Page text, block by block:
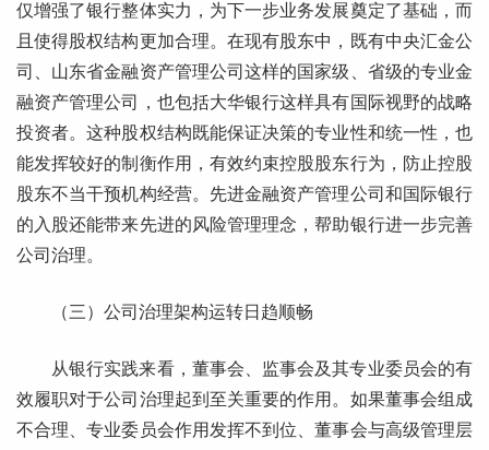
仅增强了银行整体实力，为下一步业务发展奠定了基础，而
且使得股权结构更加合理。在现有股东中，既有中央汇金公
司、山东省金融资产管理公司这样的国家级、省级的专业金
融资产管理公司，也包括大华银行这样具有国际视野的战略
投资者。这种股权结构既能保证决策的专业性和统一性，也
能发挥较好的制衡作用，有效约束控股股东行为，防止控股
股东不当干预机构经营。先进金融资产管理公司和国际银行
的入股还能带来先进的风险管理理念，帮助银行进一步完善
公司治理。
（三）公司治理架构运转日趋顺畅
从银行实践来看，董事会、监事会及其专业委员会的有
效履职对于公司治理起到至关重要的作用。如果董事会组成
不合理、专业委员会作用发挥不到位、董事会与高级管理层